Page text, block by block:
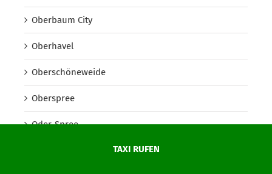
TAXI RUFEN
Oberbaum City
Oberhavel
Oberschöneweide
Oberspree
Oder-Spree